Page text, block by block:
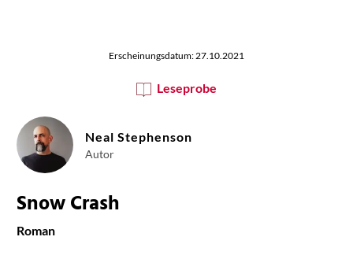
Erscheinungsdatum: 27.10.2021
Leseprobe
Neal Stephenson
Autor
Snow Crash
Roman